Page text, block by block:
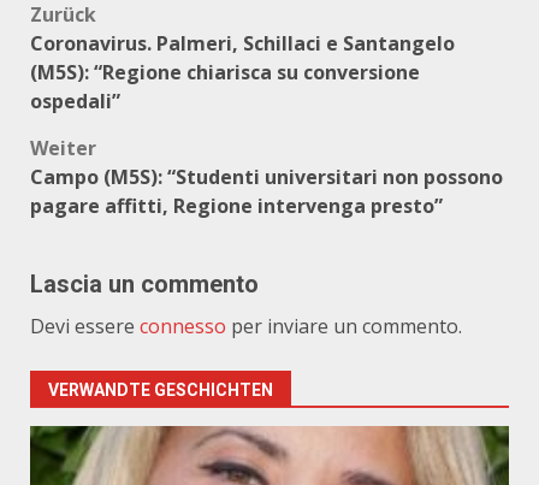
Beitragsnavigation
Zurück
Coronavirus. Palmeri, Schillaci e Santangelo
(M5S): “Regione chiarisca su conversione
ospedali”
Weiter
Campo (M5S): “Studenti universitari non possono
pagare affitti, Regione intervenga presto”
Lascia un commento
Devi essere connesso per inviare un commento.
VERWANDTE GESCHICHTEN